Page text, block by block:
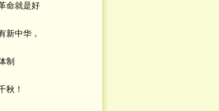
命就是好
新中华，
制
秋！